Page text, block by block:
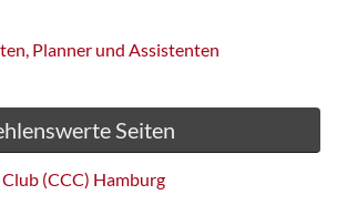
Planner und Assistenten
Seiten
(CCC) Hamburg